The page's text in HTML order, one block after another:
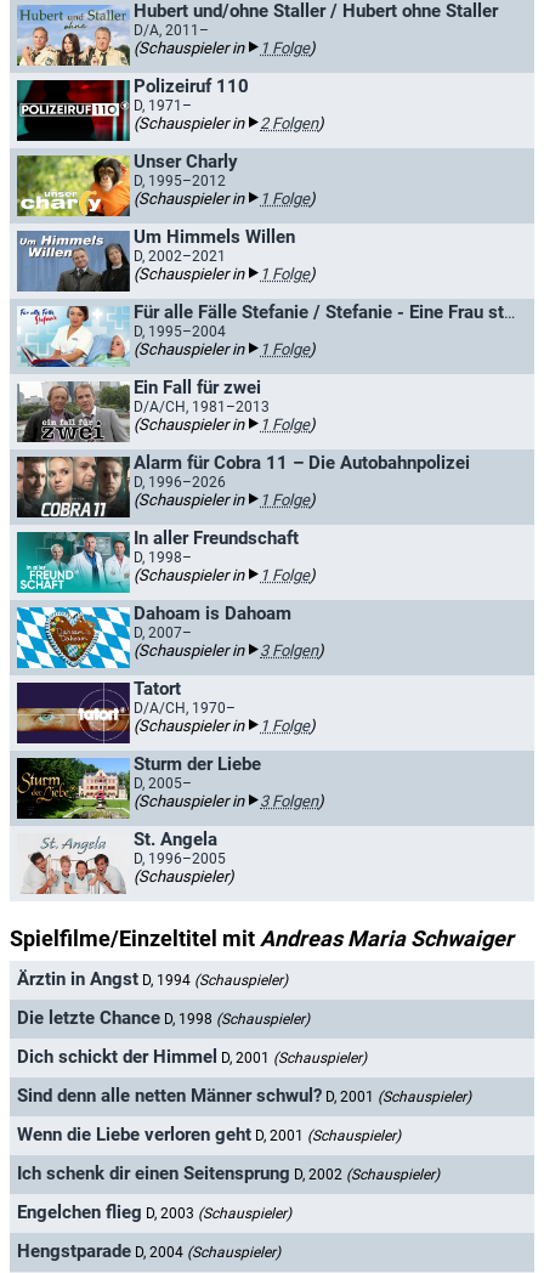
Hubert und/ohne Staller / Hubert ohne Staller
D/A, 2011–
(Schauspieler in 1 Folge)
Polizeiruf 110
D, 1971–
(Schauspieler in 2 Folgen)
Unser Charly
D, 1995–2012
(Schauspieler in 1 Folge)
Um Himmels Willen
D, 2002–2021
(Schauspieler in 1 Folge)
Für alle Fälle Stefanie / Stefanie - Eine Frau startet durch
D, 1995–2004
(Schauspieler in 1 Folge)
Ein Fall für zwei
D/A/CH, 1981–2013
(Schauspieler in 1 Folge)
Alarm für Cobra 11 – Die Autobahnpolizei
D, 1996–2026
(Schauspieler in 1 Folge)
In aller Freundschaft
D, 1998–
(Schauspieler in 1 Folge)
Dahoam is Dahoam
D, 2007–
(Schauspieler in 3 Folgen)
Tatort
D/A/CH, 1970–
(Schauspieler in 1 Folge)
Sturm der Liebe
D, 2005–
(Schauspieler in 3 Folgen)
St. Angela
D, 1996–2005
(Schauspieler)
Spielfilme/Einzeltitel mit Andreas Maria Schwaiger
Ärztin in Angst D, 1994 (Schauspieler)
Die letzte Chance D, 1998 (Schauspieler)
Dich schickt der Himmel D, 2001 (Schauspieler)
Sind denn alle netten Männer schwul? D, 2001 (Schauspieler)
Wenn die Liebe verloren geht D, 2001 (Schauspieler)
Ich schenk dir einen Seitensprung D, 2002 (Schauspieler)
Engelchen flieg D, 2003 (Schauspieler)
Hengstparade D, 2004 (Schauspieler)